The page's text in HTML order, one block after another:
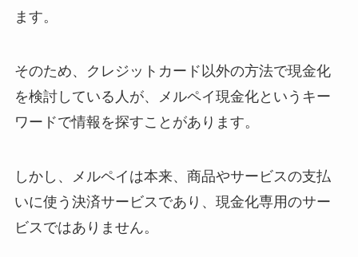
ます。
そのため、クレジットカード以外の方法で現金化
を検討している人が、メルペイ現金化というキー
ワードで情報を探すことがあります。
しかし、メルペイは本来、商品やサービスの支払
いに使う決済サービスであり、現金化専用のサー
ビスではありません。